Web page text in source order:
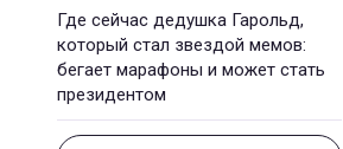
Где сейчас дедушка Гарольд,
который стал звездой мемов:
бегает марафоны и может стать
президентом